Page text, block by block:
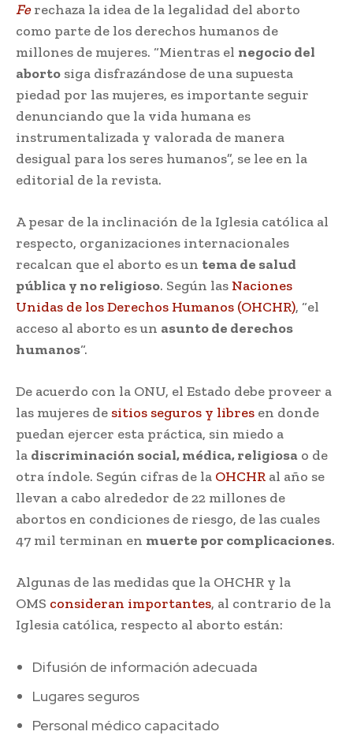
Fe rechaza la idea de la legalidad del aborto
como parte de los derechos humanos de
millones de mujeres. “Mientras el negocio del
aborto siga disfrazándose de una supuesta
piedad por las mujeres, es importante seguir
denunciando que la vida humana es
instrumentalizada y valorada de manera
desigual para los seres humanos”, se lee en la
editorial de la revista.
A pesar de la inclinación de la Iglesia católica al
respecto, organizaciones internacionales
recalcan que el aborto es un tema de salud
pública y no religioso. Según lasNaciones
Unidas de los Derechos Humanos (OHCHR), “el
acceso al aborto es un asunto de derechos
humanos“.
De acuerdo con la ONU, el Estado debe proveer a
las mujeres de sitios seguros y libres en donde
puedan ejercer esta práctica, sin miedo a
la discriminación social, médica, religiosa o de
otra índole. Según cifras de la OHCHR al año se
llevan a cabo alrededor de 22 millones de
abortos en condiciones de riesgo, de las cuales
47 mil terminan en muerte por complicaciones.
Algunas de las medidas que la OHCHR y la
OMS consideran importantes, al contrario de la
Iglesia católica, respecto al aborto están:
Difusión de información adecuada
Lugares seguros
Personal médico capacitado